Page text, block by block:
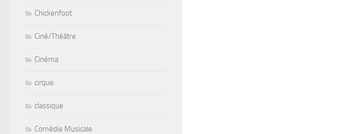
Chickenfoot
Ciné/Théâtre
Cinéma
cirque
classique
Comédie Musicale